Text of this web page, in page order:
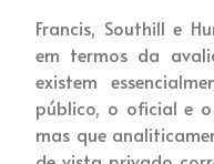
Francis, Southill e
em termos da
existem
público, o oficial e
mas que